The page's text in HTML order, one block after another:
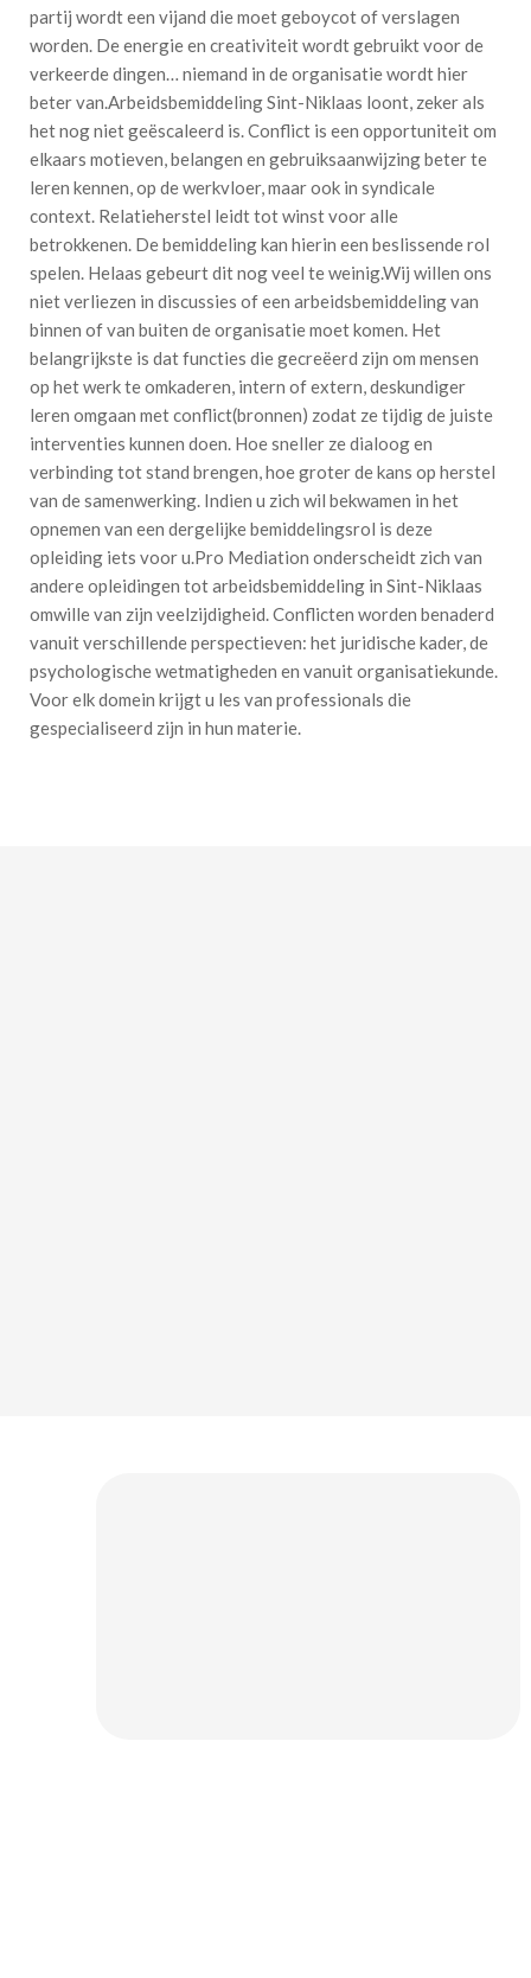
partij wordt een vijand die moet geboycot of verslagen
worden. De energie en creativiteit wordt gebruikt voor de
verkeerde dingen… niemand in de organisatie wordt hier
beter van.Arbeidsbemiddeling Sint-Niklaas loont, zeker als
het nog niet geëscaleerd is. Conflict is een opportuniteit om
elkaars motieven, belangen en gebruiksaanwijzing beter te
leren kennen, op de werkvloer, maar ook in syndicale
context. Relatieherstel leidt tot winst voor alle
betrokkenen. De bemiddeling kan hierin een beslissende rol
spelen. Helaas gebeurt dit nog veel te weinig.Wij willen ons
niet verliezen in discussies of een arbeidsbemiddeling van
binnen of van buiten de organisatie moet komen. Het
belangrijkste is dat functies die gecreëerd zijn om mensen
op het werk te omkaderen, intern of extern, deskundiger
leren omgaan met conflict(bronnen) zodat ze tijdig de juiste
interventies kunnen doen. Hoe sneller ze dialoog en
verbinding tot stand brengen, hoe groter de kans op herstel
van de samenwerking. Indien u zich wil bekwamen in het
opnemen van een dergelijke bemiddelingsrol is deze
opleiding iets voor u.Pro Mediation onderscheidt zich van
andere opleidingen tot arbeidsbemiddeling in Sint-Niklaas
omwille van zijn veelzijdigheid. Conflicten worden benaderd
vanuit verschillende perspectieven: het juridische kader, de
psychologische wetmatigheden en vanuit organisatiekunde.
Voor elk domein krijgt u les van professionals die
gespecialiseerd zijn in hun materie.